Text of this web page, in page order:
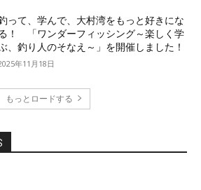
って、学んで、大村湾をもっと好きにな
！ 「ワンダーフィッシング～楽しく学
、釣り人のそなえ～」を開催しました！
年11月18日
もっとロードする